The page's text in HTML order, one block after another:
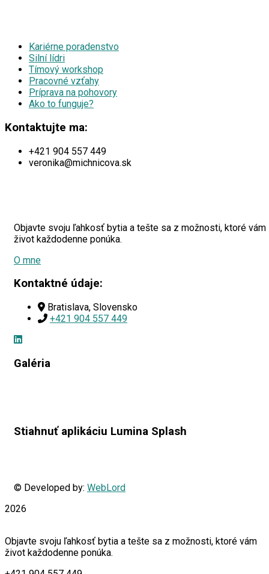
Kariérne poradenstvo
Silní lídri
Tímový workshop
Pracovné vzťahy
Príprava na pohovory
Ako to funguje?
Kontaktujte ma:
+421 904 557 449
veronika@michnicova.sk
Objavte svoju ľahkosť bytia a tešte sa z možnosti, ktoré vám
život každodenne ponúka.
O mne
Kontaktné údaje:
Bratislava, Slovensko
+421 904 557 449
Galéria
Stiahnuť aplikáciu Lumina Splash
© Developed by: WebLord
2026
Objavte svoju ľahkosť bytia a tešte sa z možnosti, ktoré vám
život každodenne ponúka.